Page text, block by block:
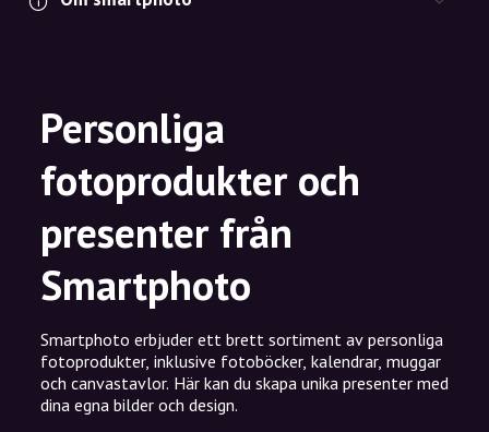
Personliga
fotoprodukter och
presenter från
Smartphoto
Smartphoto erbjuder ett brett sortiment av personliga
fotoprodukter, inklusive fotoböcker, kalendrar, muggar
och canvastavlor. Här kan du skapa unika presenter med
dina egna bilder och design.